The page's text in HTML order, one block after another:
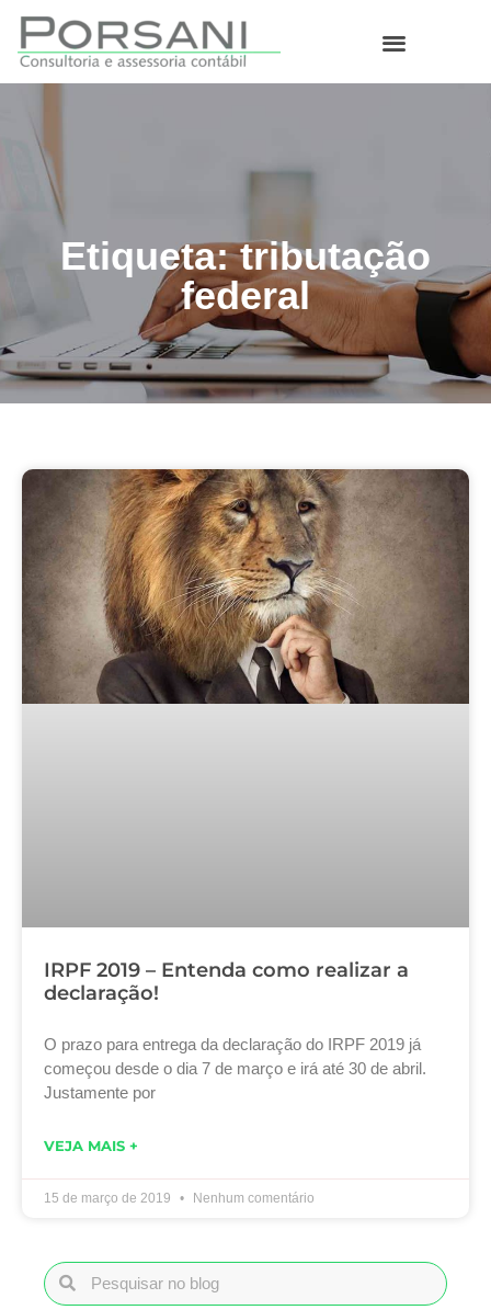
Etiqueta: tributação
federal
IRPF 2019 – Entenda como realizar a
declaração!
O prazo para entrega da declaração do IRPF 2019 já
começou desde o dia 7 de março e irá até 30 de abril.
Justamente por
VEJA MAIS +
15 de março de 2019 Nenhum comentário